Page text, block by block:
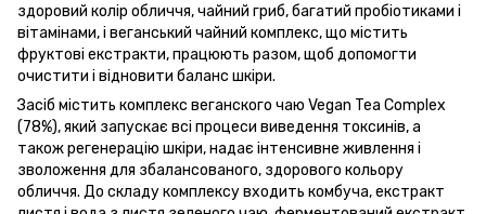
здоровий колір обличчя, чайний гриб, багатий пробіотиками і
вітамінами, і веганський чайний комплекс, що містить
фруктові екстракти, працюють разом, щоб допомогти
очистити і відновити баланс шкіри.
Засіб містить комплекс веганского чаю Vegan Tea Complex
(78%), який запускає всі процеси виведення токсинів, а
також регенерацію шкіри, надає інтенсивне живлення і
зволоження для збалансованого, здорового кольору
обличчя. До складу комплексу входить комбуча, екстракт